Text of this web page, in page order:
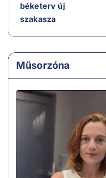
béketerv új
szakasza
Műsorzóna